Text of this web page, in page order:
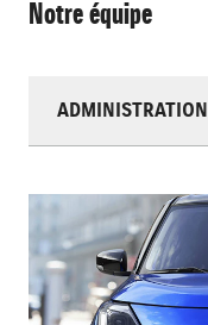
Notre équipe
ADMINISTRATION